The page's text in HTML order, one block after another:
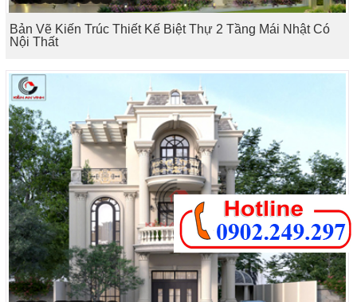
Bản Vẽ Kiến Trúc Thiết Kế Biệt Thự 2 Tầng Mái Nhật Có
Nội Thất